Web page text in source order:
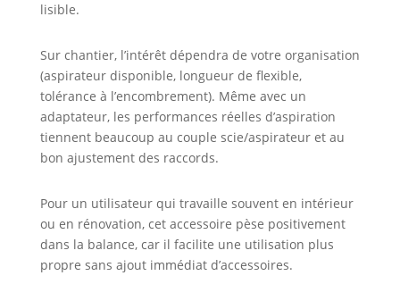
lisible.
Sur chantier, l’intérêt dépendra de votre organisation
(aspirateur disponible, longueur de flexible,
tolérance à l’encombrement). Même avec un
adaptateur, les performances réelles d’aspiration
tiennent beaucoup au couple scie/aspirateur et au
bon ajustement des raccords.
Pour un utilisateur qui travaille souvent en intérieur
ou en rénovation, cet accessoire pèse positivement
dans la balance, car il facilite une utilisation plus
propre sans ajout immédiat d’accessoires.